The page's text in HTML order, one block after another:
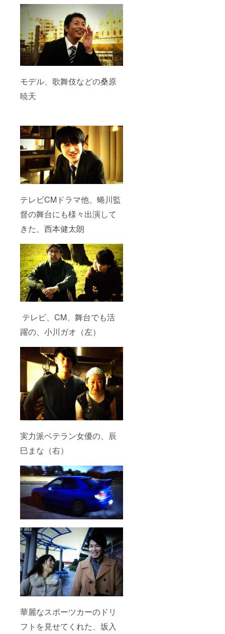
モデル、歌舞伎などの桑原
暁天
テレビCMドラマ他、蜷川監
督の舞台にも様々出演して
きた、西本健太朗
テレビ、CM、舞台でも活
躍の、小川ガオ（左）
実力派ベテラン女優の、辰
巳まな（右）
華麗なスポーツカーのドリ
フトを見せてくれた、坂入